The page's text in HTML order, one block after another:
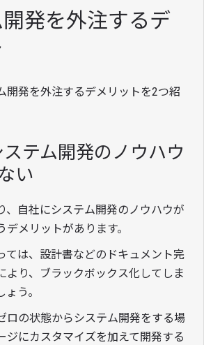
発を外注するデ
開発を外注するデメリットを2つ紹
テム開発のノウハウ
い
、自社にシステム開発のノウハウが
メリットがあります。
ては、設計書などのドキュメント完
より、ブラックボックス化してしま
う。
ロの状態からシステム開発をする場
ジにカスタマイズを加えて開発する